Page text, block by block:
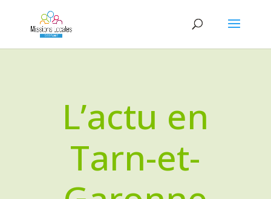
L’actu en
Tarn-et-